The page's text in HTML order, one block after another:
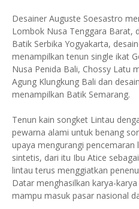
Desainer Auguste Soesastro
Lombok Nusa Tenggara Barat,
Batik Serbika Yogyakarta,
menampilkan tenun single ikat
Nusa Penida Bali, Chossy Latu
Agung Klungkung Bali dan
menampilkan Batik Semarang.
Tenun kain songket Lintau
pewarna alami untuk benang
upaya mengurangi pencemaran
sintetis, dari itu Ibu Atice
lintau terus menggiatkan
Datar menghasilkan karya-
mampu masuk pasar nasional